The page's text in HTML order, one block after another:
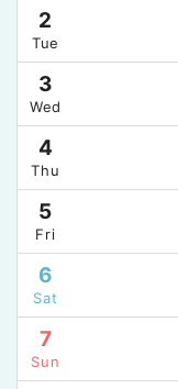
2
Tue
3
Wed
4
Thu
5
Fri
6
Sat
7
Sun